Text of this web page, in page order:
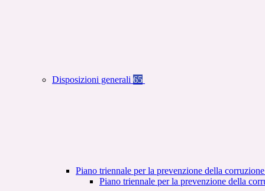
Disposizioni generali 65
Piano triennale per la prevenzione della
Piano triennale per la prevenzione della